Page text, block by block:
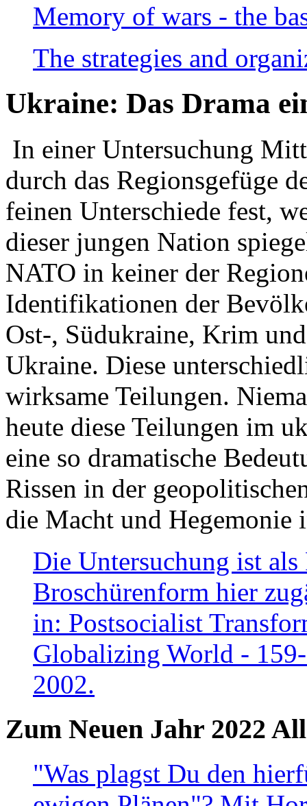
Memory of wars - the
The strategies and
Ukraine: Das Drama
In einer Untersuchung
durch das Regionsgefüge
feinen Unterschiede fest,
dieser jungen Nation
NATO in keiner der
Identifikationen der
Ost-, Südukraine, Krim
Ukraine. Diese
wirksame Teilungen.
heute diese Teilungen im
eine so dramatische
Rissen in der
die Macht und Hegemonie
Die Untersuchung ist
Broschürenform hier
in: Postsocialist
Globalizing World -
2002.
Zum Neuen Jahr 2022
"Was plagst Du den